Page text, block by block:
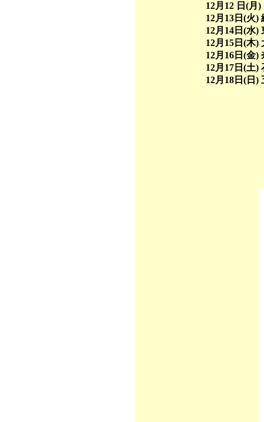
12月12 日(月) 田中
12月13日(火) 纐纈厚
12月14日(水) 東海林
12月15日(木) 大内要
12月16日(金) 奈須重
12月17日(土) 石島紀
12月18日(日) 五十嵐